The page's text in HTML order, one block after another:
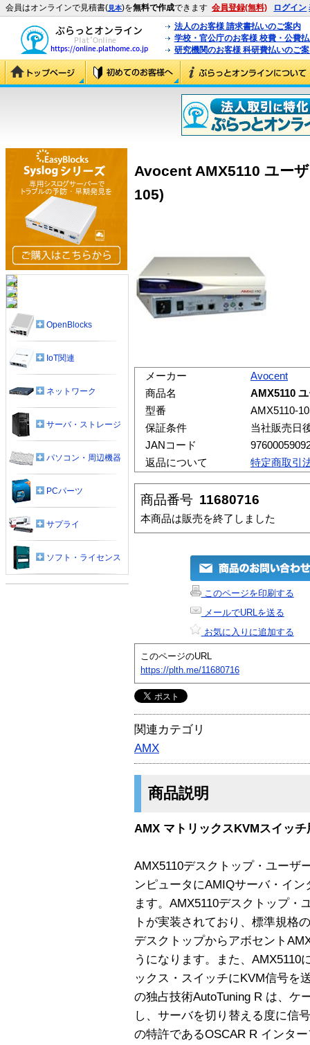
会員はオンラインで見積書(見本)を無料で作成できます 会員登録(無料) ログイン
法人のお客様 請求書払いのご案内
学校・官公庁のお客様 校費・公費
研究機関のお客様 科研費払いのご
Avocent AMX5110 ユー
105)
メーカー
Avocent
商品名
AMX5110
型番
AMX5110-
保証条件
当社販売日
JANコード
返品について
特定商取引
商品番号 11680716
本商品は販売を終了しました
このページを印刷する
メールでURLを送る
お気に入りに追加する
このページのURL
https://plth.me/11680716
関連カテゴリ
AMX
商品説明
AMX マトリックスKVMスイッ
AMX5110デスクトップ・ユーザ
ンピュータにAMIQサーバ・イ
ます。AMX5110デスクトップ・
トが実装されており、標準規格
デスクトップからアボセント
うになります。また、AMX5110
ックス・スイッチにKVM信号を
の独占技術AutoTuning R は、ケ
し、サーバを切り替える度に信
の特許であるOSCAR R インタ
OpenBlocks
IoT関連
ネットワーク
サーバ・ストレージ
パソコン・周辺機器
PCパーツ
サプライ
ソフト・ライセンス